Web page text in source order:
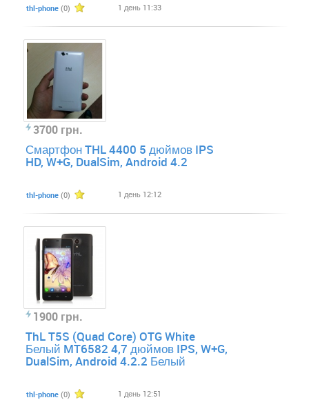
thl-phone (0) 1 день 11:33
3700 грн.
Смартфон THL 4400 5 дюймов IPS
HD, W+G, DualSim, Android 4.2
thl-phone (0) 1 день 12:12
1900 грн.
ThL T5S (Quad Core) OTG White
Белый MT6582 4,7 дюймов IPS, W+G,
DualSim, Android 4.2.2 Белый
thl-phone (0) 1 день 12:51